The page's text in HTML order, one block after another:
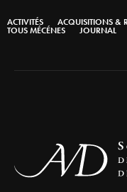
ACTIVITÉS ACQUISITIONS &
TOUS MÉCÉNES JOURNAL